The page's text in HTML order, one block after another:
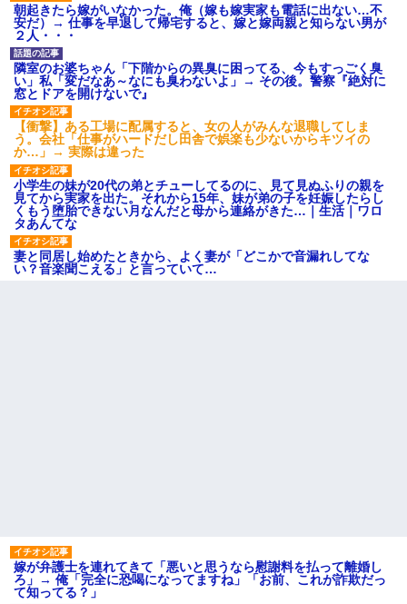
朝起きたら嫁がいなかった。俺（嫁も嫁実家も電話に出ない…不
安だ）→ 仕事を早退して帰宅すると、嫁と嫁両親と知らない男が
２人・・・
隣室のお婆ちゃん「下階からの異臭に困ってる、今もすっごく臭
い」私「変だなあ～なにも臭わないよ」→ その後。警察『絶対に
窓とドアを開けないで』
【衝撃】ある工場に配属すると、女の人がみんな退職してしま
う。会社「仕事がハードだし田舎で娯楽も少ないからキツイの
か…」→ 実際は違った
小学生の妹が20代の弟とチューしてるのに、見て見ぬふりの親を
見てから実家を出た。それから15年、妹が弟の子を妊娠したらし
くもう堕胎できない月なんだと母から連絡がきた…｜生活｜ワロ
タあんてな
妻と同居し始めたときから、よく妻が「どこかで音漏れしてな
い？音楽聞こえる」と言っていて…
嫁が弁護士を連れてきて「悪いと思うなら慰謝料を払って離婚し
ろ」→ 俺「完全に恐喝になってますね」「お前、これが詐欺だっ
て知ってる？」